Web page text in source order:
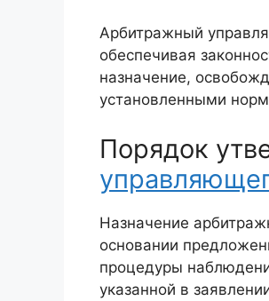
Арбитражный
обеспечивая
назначение,
установленными
Порядок
Назначение
основании
процедуры
указанной в